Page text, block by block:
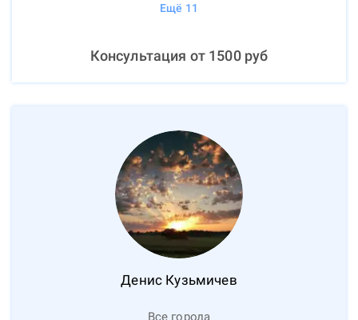
Ещё 11
Консультация от 1500руб
Денис Кузьмичев
Все города